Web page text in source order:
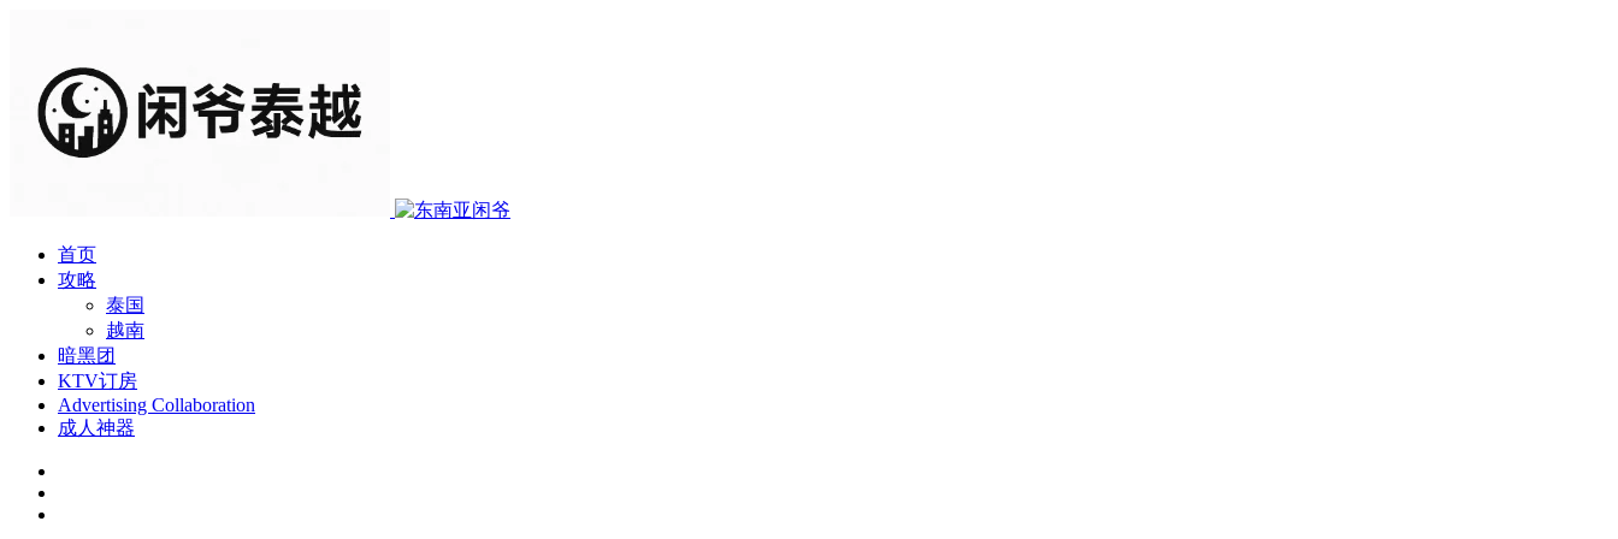
首页
攻略
泰国
越南
暗黑团
KTV订房
Advertising Collaboration
成人神器